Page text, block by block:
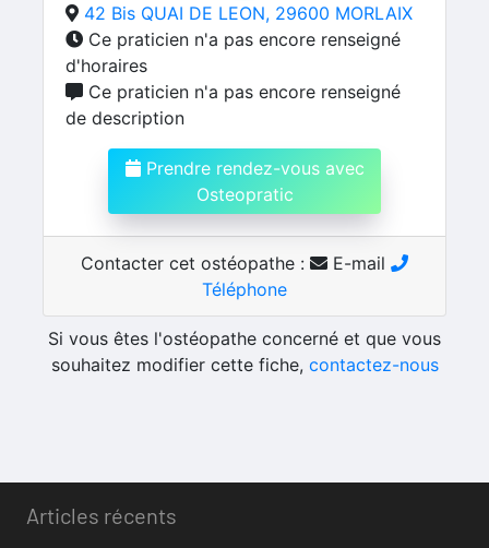
42 Bis QUAI DE LEON, 29600 MORLAIX
Ce praticien n'a pas encore renseigné
d'horaires
Ce praticien n'a pas encore renseigné
de description
Prendre rendez-vous avec
Osteopratic
Contacter cet ostéopathe :
E-mail
Téléphone
Si vous êtes l'ostéopathe concerné et que vous
souhaitez modifier cette fiche, contactez-nous
Articles récents